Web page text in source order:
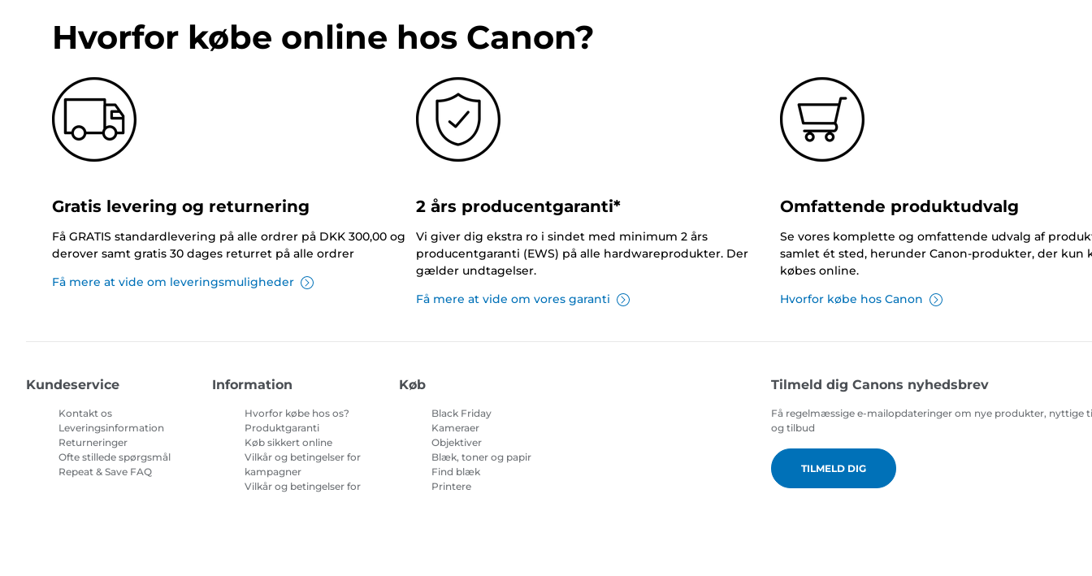
Hvorfor købe online hos Canon?
Gratis levering og returnering
Få GRATIS standardlevering på alle ordrer på DKK 300,00 og
derover samt gratis 30 dages returret på alle ordrer
Få mere at vide om leveringsmuligheder
2 års producentgaranti*
Vi giver dig ekstra ro i sindet med minimum 2 års
producentgaranti (EWS) på alle hardwareprodukter. Der
gælder undtagelser.
Få mere at vide om vores garanti
Omfattende produktudvalg
Se vores komplette og omfattende udvalg af
samlet ét sted, herunder Canon-produkter, der kun
købes online.
Hvorfor købe hos Canon
Kundeservice
Kontakt os
Leveringsinformation
Returneringer
Ofte stillede spørgsmål
Repeat & Save FAQ
Information
Hvorfor købe hos os?
Produktgaranti
Køb sikkert online
Vilkår og betingelser for
kampagner
Vilkår og betingelser for
Køb
Black Friday
Kameraer
Objektiver
Blæk, toner og papir
Find blæk
Printere
Tilmeld dig Canons nyhedsbrev
Få regelmæssige e-mailopdateringer om nye produkter, nyttige
og tilbud
TILMELD DIG